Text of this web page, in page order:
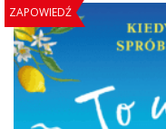
ZAPOWIEDŹ